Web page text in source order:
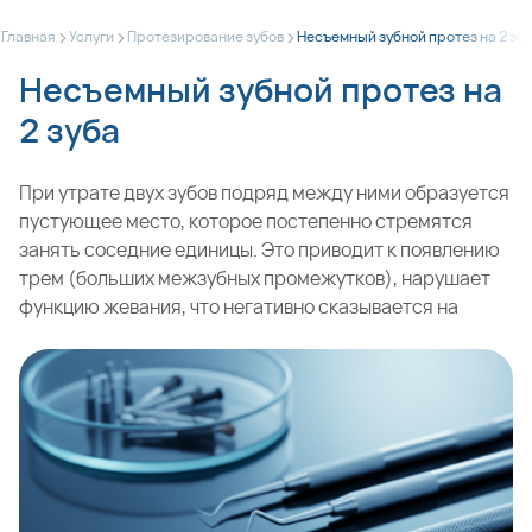
Главная >Услуги > Протезирование зубов >Несъемный зубной протез на 2
Несъемный зубной протез на
2 зуба
При утрате двух зубов подряд между ними образуется
пустующее место, которое постепенно стремятся
занять соседние единицы. Это приводит к появлению
трем (больших межзубных промежутков), нарушает
функцию жевания, что негативно сказывается на
сделать имплантацию, стоматологи наших клиник в
Москве предлагают пациентам установить несъемный
зубной протез на 2 зуба, который представляет собой
цельную мостовидную систему. При своевременной
установке эта конструкция помогает предотвратить
нарушения, связанные с частичной адентией.